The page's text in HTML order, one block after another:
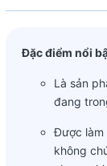
Đặc điểm nổi
Là sản
đang
Được làm
không